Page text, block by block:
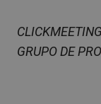
GRUPO DE